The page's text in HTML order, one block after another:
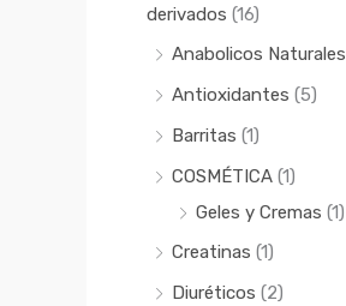
derivados (16)
Anabolicos Naturales
Antioxidantes (5)
Barritas (1)
COSMÉTICA (1)
Geles y Cremas (1)
Creatinas (1)
Diuréticos (2)